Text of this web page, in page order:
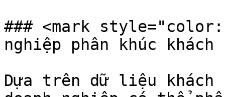
### <mark
nghiệp phân khúc khách
Dựa trên dữ liệu khách